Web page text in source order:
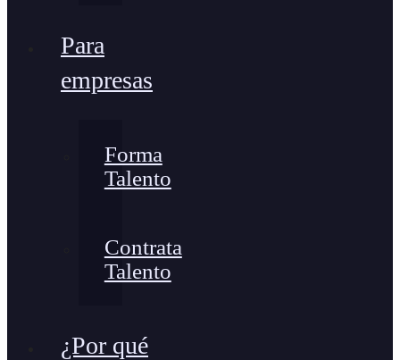
Para
empresas
Forma
Talento
Contrata
Talento
¿Por qué